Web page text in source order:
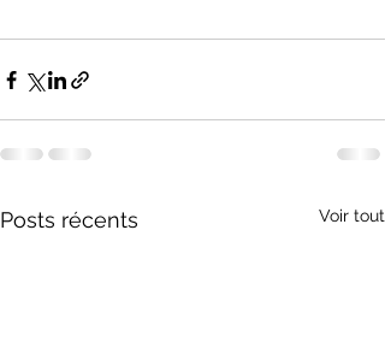
Posts récents Voir tout